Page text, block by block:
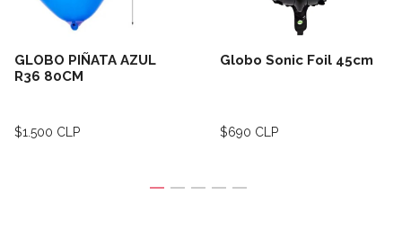
GLOBO PIÑATA AZUL
R36 80CM
$1.500 CLP
Globo Sonic Foil 45cm
$690 CLP